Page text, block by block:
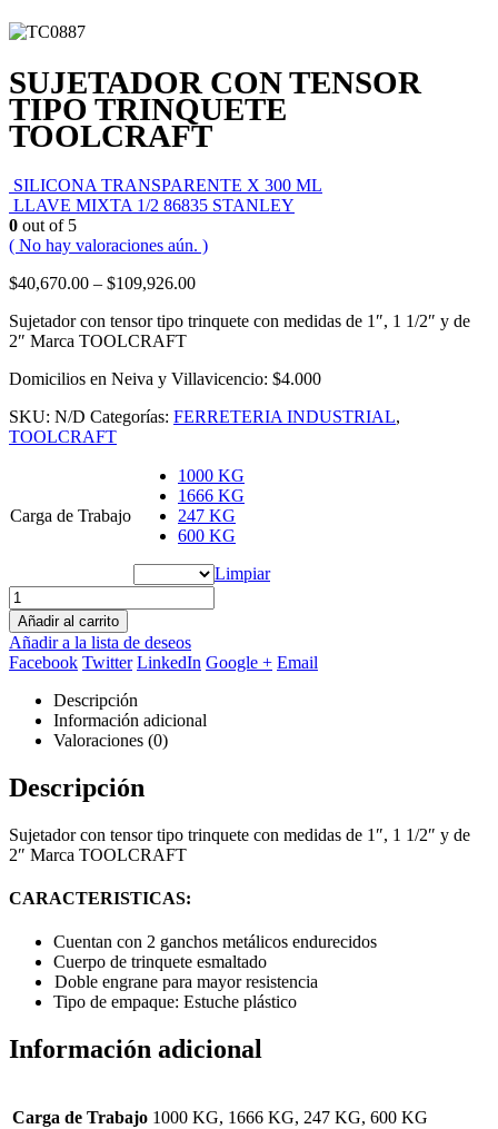
SUJETADOR CON TENSOR
TIPO TRINQUETE
TOOLCRAFT
SILICONA TRANSPARENTE X 300 ML
LLAVE MIXTA 1/2 86835 STANLEY
0 out of 5
( No hay valoraciones aún. )
$40,670.00 – $109,926.00
Sujetador con tensor tipo trinquete con medidas de 1″, 1 1/2″ y de
2″ Marca TOOLCRAFT
Domicilios en Neiva y Villavicencio: $4.000
SKU: N/D Categorías: FERRETERIA INDUSTRIAL,
TOOLCRAFT
Carga de Trabajo
1000 KG
1666 KG
247 KG
600 KG
Limpiar
Añadir al carrito
Añadir a la lista de deseos
Facebook Twitter LinkedIn Google + Email
Descripción
Información adicional
Valoraciones (0)
Descripción
Sujetador con tensor tipo trinquete con medidas de 1″, 1 1/2″ y de
2″ Marca TOOLCRAFT
CARACTERISTICAS:
Cuentan con 2 ganchos metálicos endurecidos
Cuerpo de trinquete esmaltado
Doble engrane para mayor resistencia
Tipo de empaque: Estuche plástico
Información adicional
Carga de Trabajo 1000 KG, 1666 KG, 247 KG, 600 KG